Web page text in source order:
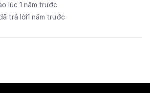
lúc 1 năm trước
trả lời1 năm trước